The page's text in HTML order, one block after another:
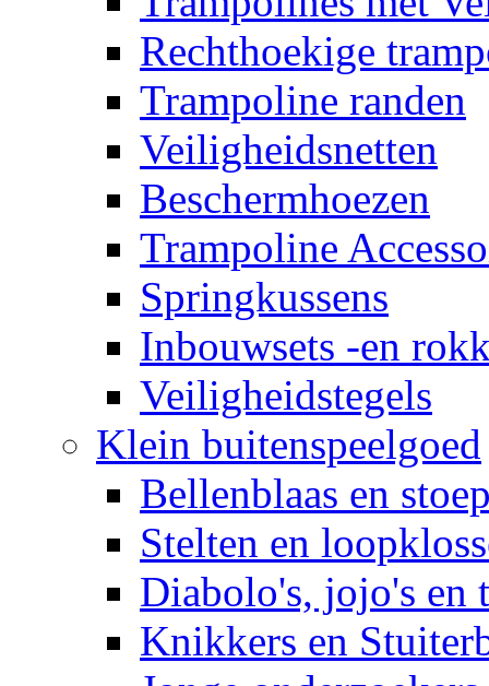
Rechthoekige
Trampoline randen
Veiligheidsnetten
Beschermhoezen
Trampoline
Springkussens
Inbouwsets -en
Veiligheidstegels
Klein buitenspeelgoed
Bellenblaas en
Stelten en
Diabolo's, jojo's en
Knikkers en